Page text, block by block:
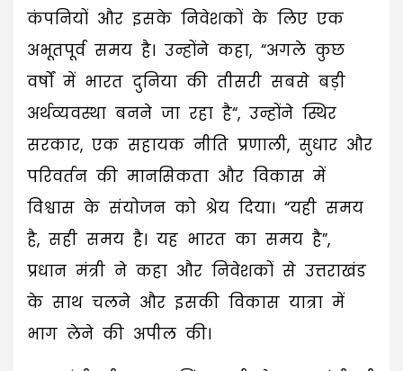
कंपनियों और इसके निवेशकों के लिए एक
अभूतपूर्व समय है। उन्होंने कहा, “अगले कुछ
वर्षों में भारत दुनिया की तीसरी सबसे बड़ी
अर्थव्यवस्था बनने जा रहा है“, उन्होंने स्थिर
सरकार, एक सहायक नीति प्रणाली, सुधार और
परिवर्तन की मानसिकता और विकास में
विश्वास के संयोजन को श्रेय दिया। “यही समय
है, सही समय है। यह भारत का समय है”,
प्रधान मंत्री ने कहा और निवेशकों से उत्तराखंड
के साथ चलने और इसकी विकास यात्रा में
भाग लेने की अपील की।